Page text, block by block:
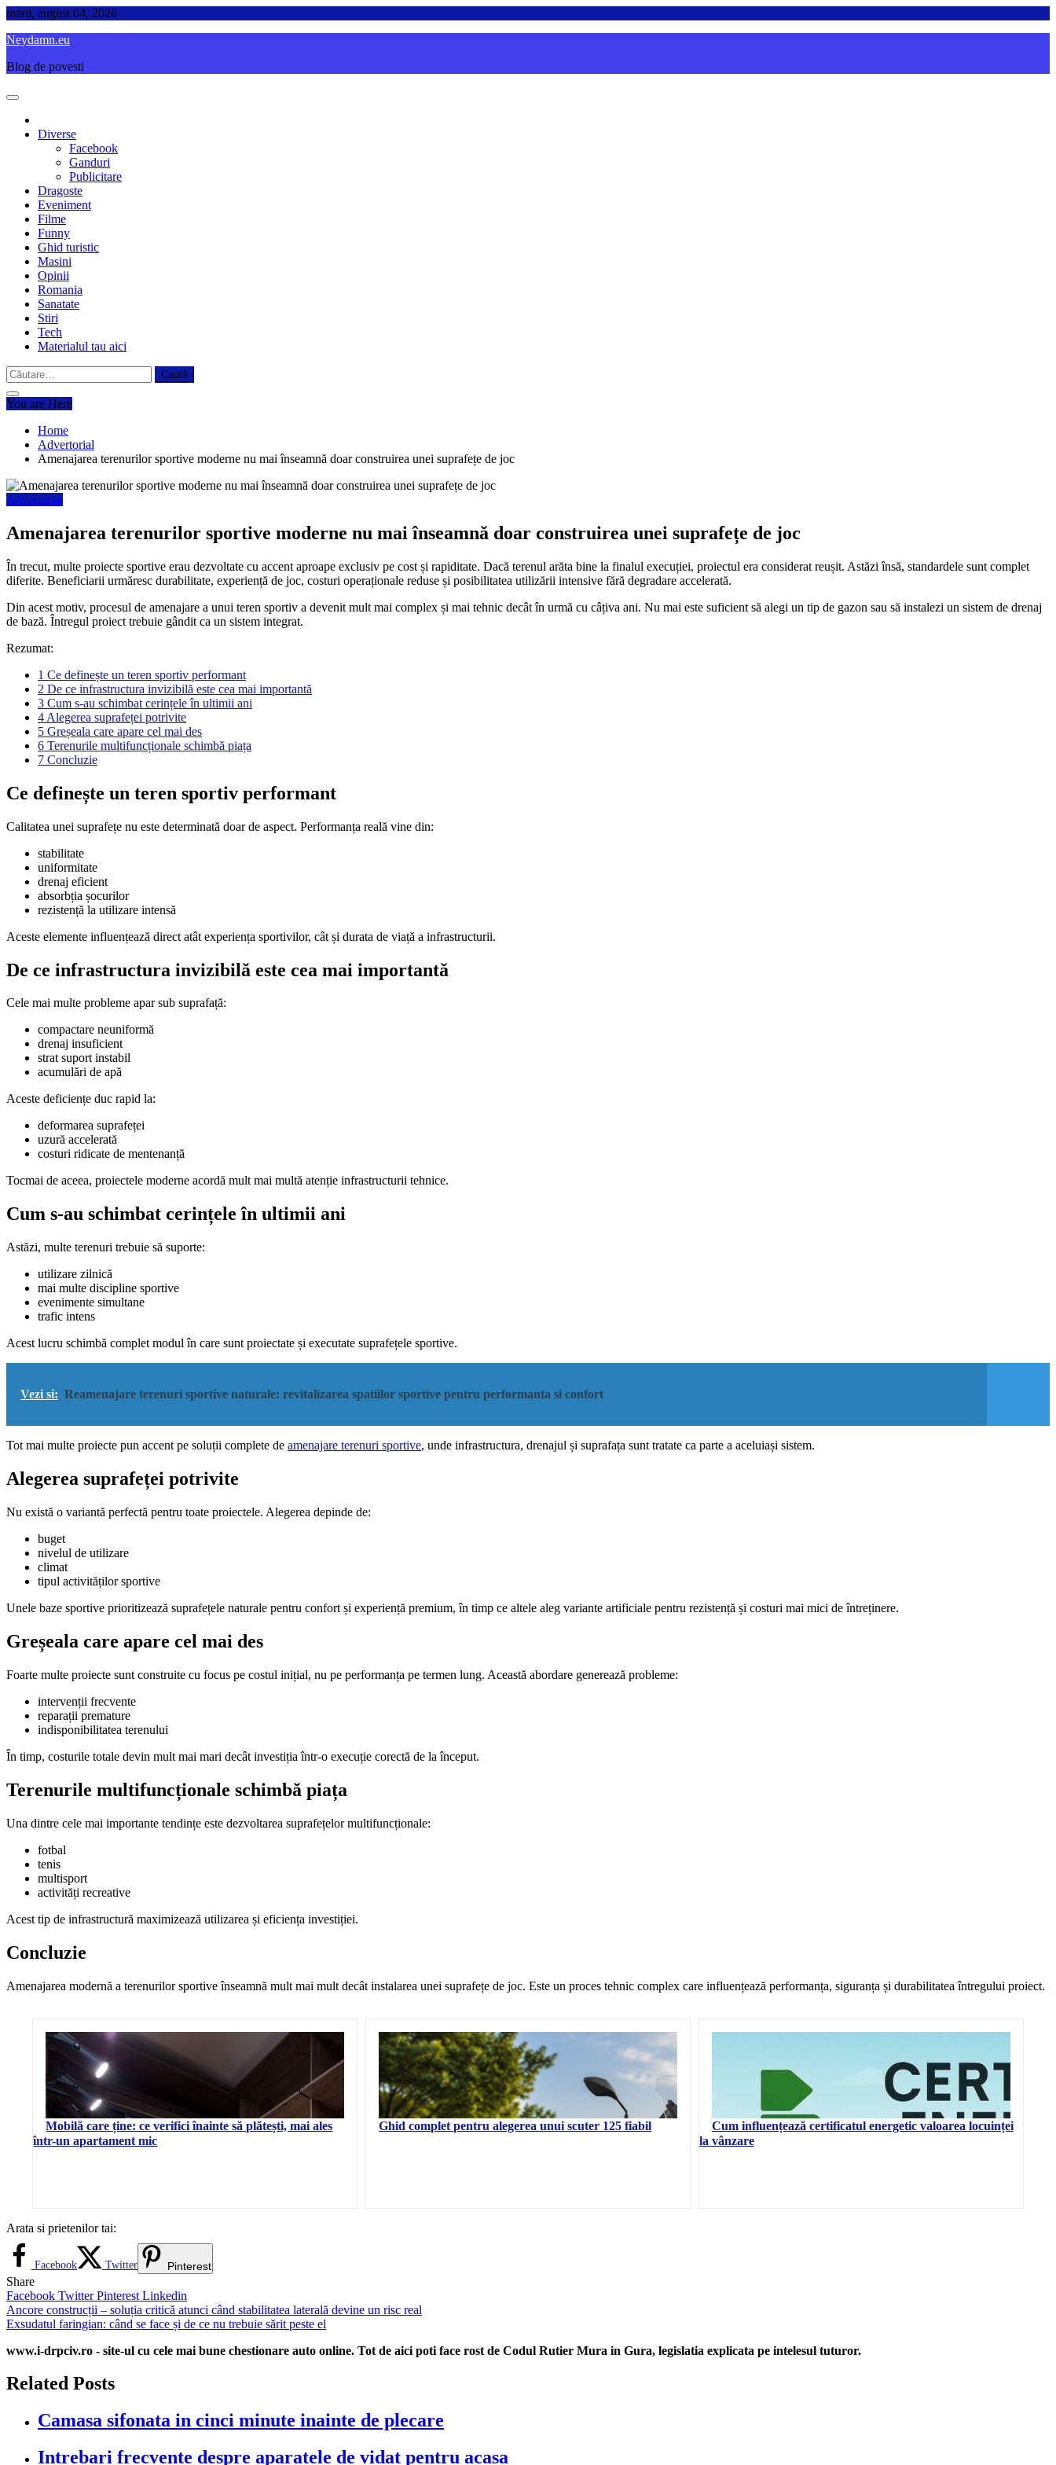
Skip
content
marți, august 04, 2026
Neydamn.eu
Blog de povesti
Diverse
Facebook
Ganduri
Publicitare
Dragoste
Eveniment
Filme
Funny
Ghid turistic
Masini
Opinii
Romania
Sanatate
Stiri
Tech
Materialul tau aici
Caută
după:
You are Here
Home
Advertorial
Amenajarea terenurilor sportive moderne nu mai înseamnă doar construirea unei suprafețe de joc
Advertorial
Amenajarea terenurilor sportive moderne nu mai înseamnă doar construirea unei suprafețe de joc
În trecut, multe proiecte sportive erau dezvoltate cu accent aproape exclusiv pe cost și rapiditate. Dacă terenul arăta bine la finalul execuției, proiectul era considerat reușit. Astăzi însă, standardele sunt complet
diferite. Beneficiarii urmăresc durabilitate, experiență de joc, costuri operaționale reduse și posibilitatea utilizării intensive fără degradare accelerată.
Din acest motiv, procesul de amenajare a unui teren sportiv a devenit mult mai complex și mai tehnic decât în urmă cu câțiva ani. Nu mai este suficient să alegi un tip de gazon sau să instalezi un sistem de drenaj
de bază. Întregul proiect trebuie gândit ca un sistem integrat.
Rezumat:
1 Ce definește un teren sportiv performant
2 De ce infrastructura invizibilă este cea mai importantă
3 Cum s-au schimbat cerințele în ultimii ani
4 Alegerea suprafeței potrivite
5 Greșeala care apare cel mai des
6 Terenurile multifuncționale schimbă piața
7 Concluzie
Ce definește un teren sportiv performant
Calitatea unei suprafețe nu este determinată doar de aspect. Performanța reală vine din:
stabilitate
uniformitate
drenaj eficient
absorbția șocurilor
rezistență la utilizare intensă
Aceste elemente influențează direct atât experiența sportivilor, cât și durata de viață a infrastructurii.
De ce infrastructura invizibilă este cea mai importantă
Cele mai multe probleme apar sub suprafață:
compactare neuniformă
drenaj insuficient
strat suport instabil
acumulări de apă
Aceste deficiențe duc rapid la:
deformarea suprafeței
uzură accelerată
costuri ridicate de mentenanță
Tocmai de aceea, proiectele moderne acordă mult mai multă atenție infrastructurii tehnice.
Cum s-au schimbat cerințele în ultimii ani
Astăzi, multe terenuri trebuie să suporte:
utilizare zilnică
mai multe discipline sportive
evenimente simultane
trafic intens
Acest lucru schimbă complet modul în care sunt proiectate și executate suprafețele sportive.
Vezi si: Reamenajare terenuri sportive naturale: revitalizarea spatiilor sportive pentru performanta si confort
Tot mai multe proiecte pun accent pe soluții complete de amenajare terenuri sportive, unde infrastructura, drenajul și suprafața sunt tratate ca parte a aceluiași sistem.
Alegerea suprafeței potrivite
Nu există o variantă perfectă pentru toate proiectele. Alegerea depinde de:
buget
nivelul de utilizare
climat
tipul activităților sportive
Unele baze sportive prioritizează suprafețele naturale pentru confort și experiență premium, în timp ce altele aleg variante artificiale pentru rezistență și costuri mai mici de întreținere.
Greșeala care apare cel mai des
Foarte multe proiecte sunt construite cu focus pe costul inițial, nu pe performanța pe termen lung. Această abordare generează probleme:
intervenții frecvente
reparații premature
indisponibilitatea terenului
În timp, costurile totale devin mult mai mari decât investiția într-o execuție corectă de la început.
Terenurile multifuncționale schimbă piața
Una dintre cele mai importante tendințe este dezvoltarea suprafețelor multifuncționale:
fotbal
tenis
multisport
activități recreative
Acest tip de infrastructură maximizează utilizarea și eficiența investiției.
Concluzie
Amenajarea modernă a terenurilor sportive înseamnă mult mai mult decât instalarea unei suprafețe de joc. Este un proces tehnic complex care influențează performanța, siguranța și durabilitatea întregului proiect.
Mobilă care ține: ce verifici înainte să plătești, mai ales
într-un apartament mic
Ghid complet pentru alegerea unui scuter 125 fiabil
Cum influențează certificatul energetic valoarea locuinței
la vânzare
Arata si prietenilor tai:
Facebook Twitter Pinterest
Share
Facebook TwitterPinterest Linkedin
Navigare
în
articole
Ancore construcții – soluția critică atunci când stabilitatea laterală devine un risc real
Exsudatul faringian: când se face și de ce nu trebuie sărit peste el
www.i-drpciv.ro - site-ul cu cele mai bune chestionare auto online. Tot de aici poti face rost de Codul Rutier Mura in Gura, legislatia explicata pe intelesul tuturor.
Related Posts
Camasa sifonata in cinci minute inainte de plecare
Intrebari frecvente despre aparatele de vidat pentru acasa